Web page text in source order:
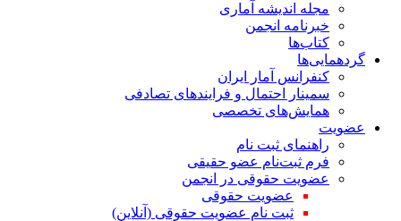
مجله اندیشه آماری
خبرنامه انجمن
کتاب‌ها
گردهمایی‌ها
کنفرانس آمار ایران
سمینار احتمال و فرایندهای تصادفی
همایش‌های تخصصی
عضویت
راهنمای ثبت نام
فرم ثبت‌نام عضو حقیقی
عضویت حقوقی در انجمن
عضویت حقوقی
ثبت نام عضویت حقوقی (آنلاین)